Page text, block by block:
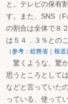
と。テレビの保有
す。また、SNS（
の割合は全体で８
は５４．３％とのこ
（参考：総務省｜報
驚くような、驚
思うところとして
などと言っていた
っている、使って